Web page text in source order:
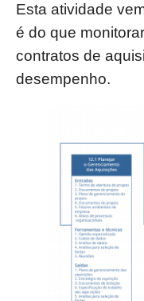
Esta atividade
é do que
contratos de
desempenho.